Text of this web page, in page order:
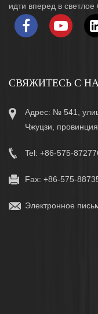
идти вперед в светлое
СВЯЖИТЕСЬ С
Адрес: № 541,
Чжуцзи,
Tel: +86-575-
Fax: +86-575-
Электронное